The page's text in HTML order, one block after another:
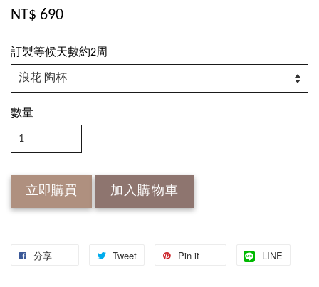
NT$ 690
訂製等候天數約2周
數量
立即購買 加入購物車
分享 Tweet Pin it LINE